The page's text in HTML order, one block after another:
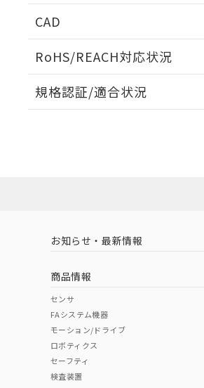
CAD
RoHS/REACH対応状況
EU RoHS 注意事項・凡例
中国 RoHS 注意事項・凡例
中国 RoHS表
Pb Hg
規格認証/適合状況
お知らせ・最新情報
商品情報
センサ
FAシステム機器
モーション/ドライブ
ロボティクス
セーフティ
検査装置